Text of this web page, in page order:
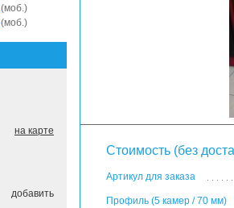
Стоимость (без
Артикул для заказа
Профиль (5 камер / 70 мм)
(моб.)
(моб.)
на карте
добавить